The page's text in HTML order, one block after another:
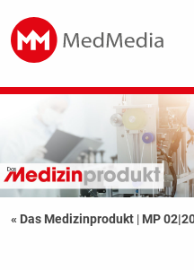
« Das Medizinprodukt | MP